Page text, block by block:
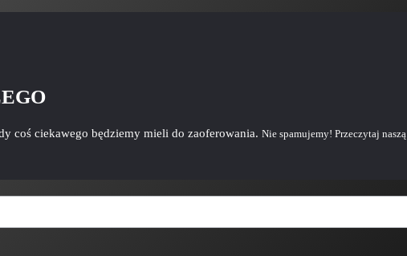
coś ciekawego będziemy mieli do zaoferowania. Nie spamujemy! Przeczytaj naszą